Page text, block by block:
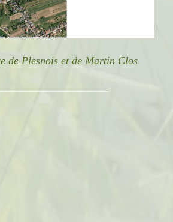
de Plesnois et de Martin Clos